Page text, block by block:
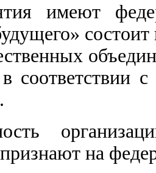
имеют
соответствии
на